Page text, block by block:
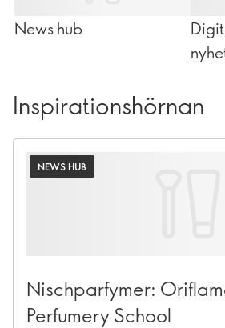
News hub
Inspirationshörnan
NEWS HUB
Nischparfymer:
Perfumery School